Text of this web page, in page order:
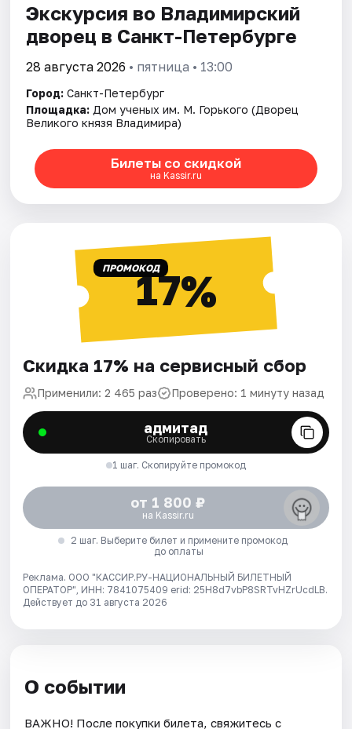
Экскурсия во Владимирский
дворец в Санкт-Петербурге
28 августа 2026 • пятница • 13:00
Город: Санкт-Петербург
Площадка: Дом ученых им. М. Горького (Дворец
Великого князя Владимира)
Билеты со скидкой
на Kassir.ru
ПРОМОКОД17%
Скидка 17% на сервисный сбор
Применили: 2 465 раз Проверено: 1 минуту назад
адмитад
Скопировать
1 шаг. Скопируйте промокод
от 1 800 ₽
на Kassir.ru
2 шаг. Выберите билет и примените промокод
до оплаты
Реклама. ООО "КАССИР.РУ-НАЦИОНАЛЬНЫЙ БИЛЕТНЫЙ
ОПЕРАТОР", ИНН: 7841075409 erid: 25H8d7vbP8SRTvHZrUcdLB.
Действует до 31 августа 2026
О событии
ВАЖНО! После покупки билета, свяжитесь с